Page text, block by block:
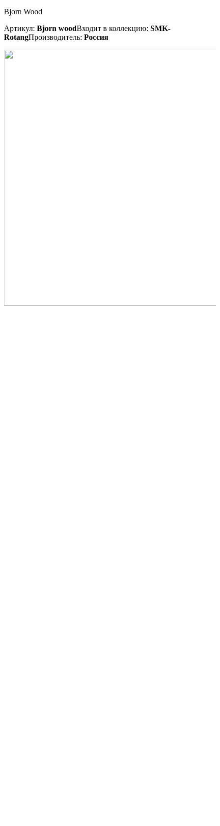
Bjorn Wood
Артикул: Bjorn woodВходит в коллекцию: SMK-
RotangПроизводитель: Россия